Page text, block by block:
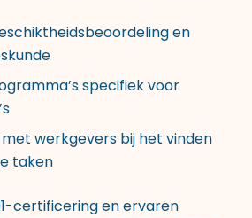
en
specifiek voor
werkgevers bij het vinden
taken
certificering en ervaren